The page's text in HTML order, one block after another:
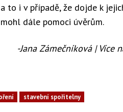
i v případě, že dojde k
dále pomoci úvěrům.
-Jana Zámečníková | Více
stavební spořitelny